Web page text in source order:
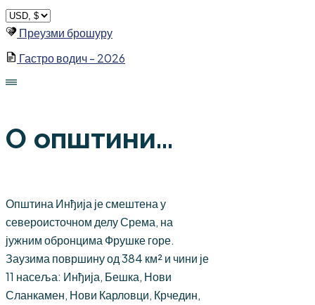
Skip
to
content
Преузми брошуру
Гастро водич - 2026
О општини...
Општина Инђија је смештена у
североисточном делу Срема, на
јужним обронцима Фрушке горе.
Заузима површину од 384 км² и чини је
11 насеља: Инђија, Бешка, Нови
Сланкамен, Нови Карловци, Крчедин,